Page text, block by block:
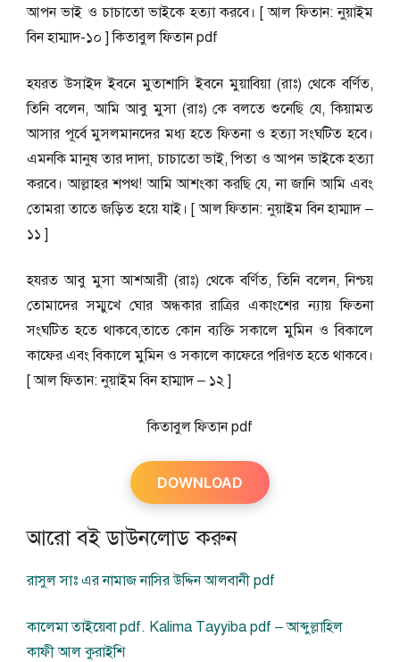
আপন ভাই ও চাচাতো ভাইকে হত্যা করবে। [ আল ফিতান: নুয়াইম
বিন হাম্মাদ-১০ ] কিতাবুল ফিতান pdf
হযরত উসাইদ ইবনে মুতাশাসি ইবনে মুয়াবিয়া (রাঃ) থেকে বর্ণিত,
তিনি বলেন, আমি আবু মুসা (রাঃ) কে বলতে শুনেছি যে, কিয়ামত
আসার পূর্বে মুসলমানদের মধ্য হতে ফিতনা ও হত্যা সংঘটিত হবে।
এমনকি মানুষ তার দাদা, চাচাতো ভাই, পিতা ও আপন ভাইকে হত্যা
করবে। আল্লাহর শপথ! আমি আশংকা করছি যে, না জানি আমি এবং
তোমরা তাতে জড়িত হয়ে যাই। [ আল ফিতান: নুয়াইম বিন হাম্মাদ –
১১ ]
হযরত আবু মুসা আশআরী (রাঃ) থেকে বর্ণিত, তিনি বলেন, নিশ্চয়
তোমাদের সম্মুখে ঘোর অন্ধকার রাত্রির একাংশের ন্যায় ফিতনা
সংঘটিত হতে থাকবে,তাতে কোন ব্যক্তি সকালে মুমিন ও বিকালে
কাফের এবং বিকালে মুমিন ও সকালে কাফেরে পরিণত হতে থাকবে।
[ আল ফিতান: নুয়াইম বিন হাম্মাদ – ১২ ]
কিতাবুল ফিতান pdf
DOWNLOAD
আরো বই ডাউনলোড করুন
রাসুল সাঃ এর নামাজ নাসির উদ্দিন আলবানী pdf
কালেমা তাইয়েবা pdf. Kalima Tayyiba pdf – আব্দুল্লাহিল
কাফী আল কুরাইশি